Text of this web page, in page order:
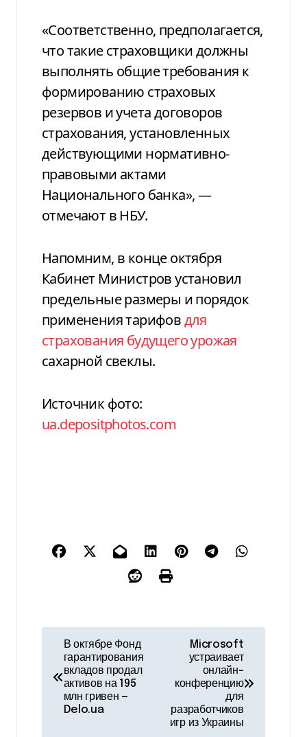
«Соответственно, предполагается,
что такие страховщики должны
выполнять общие требования к
формированию страховых
резервов и учета договоров
страхования, установленных
действующими нормативно-
правовыми актами
Национального банка», —
отмечают в НБУ.
Напомним, в конце октября
Кабинет Министров установил
предельные размеры и порядок
применения тарифовдля
страхования будущего урожая
сахарной свеклы.
Источник фото:
ua.depositphotos.com
В октябре Фонд
гарантирования
вкладов продал
активов на 195
млн гривен —
Delo.ua
Microsoft
устраивает
онлайн-
конференцию
для
разработчиков
игр из Украины